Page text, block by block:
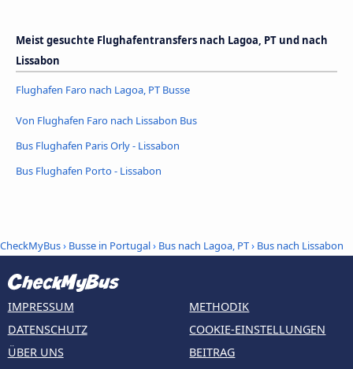
Meist gesuchte Flughafentransfers nach Lagoa, PT und nach
Lissabon
Flughafen Faro nach Lagoa, PT Busse
Von Flughafen Faro nach Lissabon Bus
Bus Flughafen Paris Orly - Lissabon
Bus Flughafen Porto - Lissabon
CheckMyBus› Busse in Portugal› Bus nach Lagoa, PT› Bus nach Lissabon
IMPRESSUM
DATENSCHUTZ
ÜBER UNS
METHODIK
COOKIE-EINSTELLUNGEN
BEITRAG